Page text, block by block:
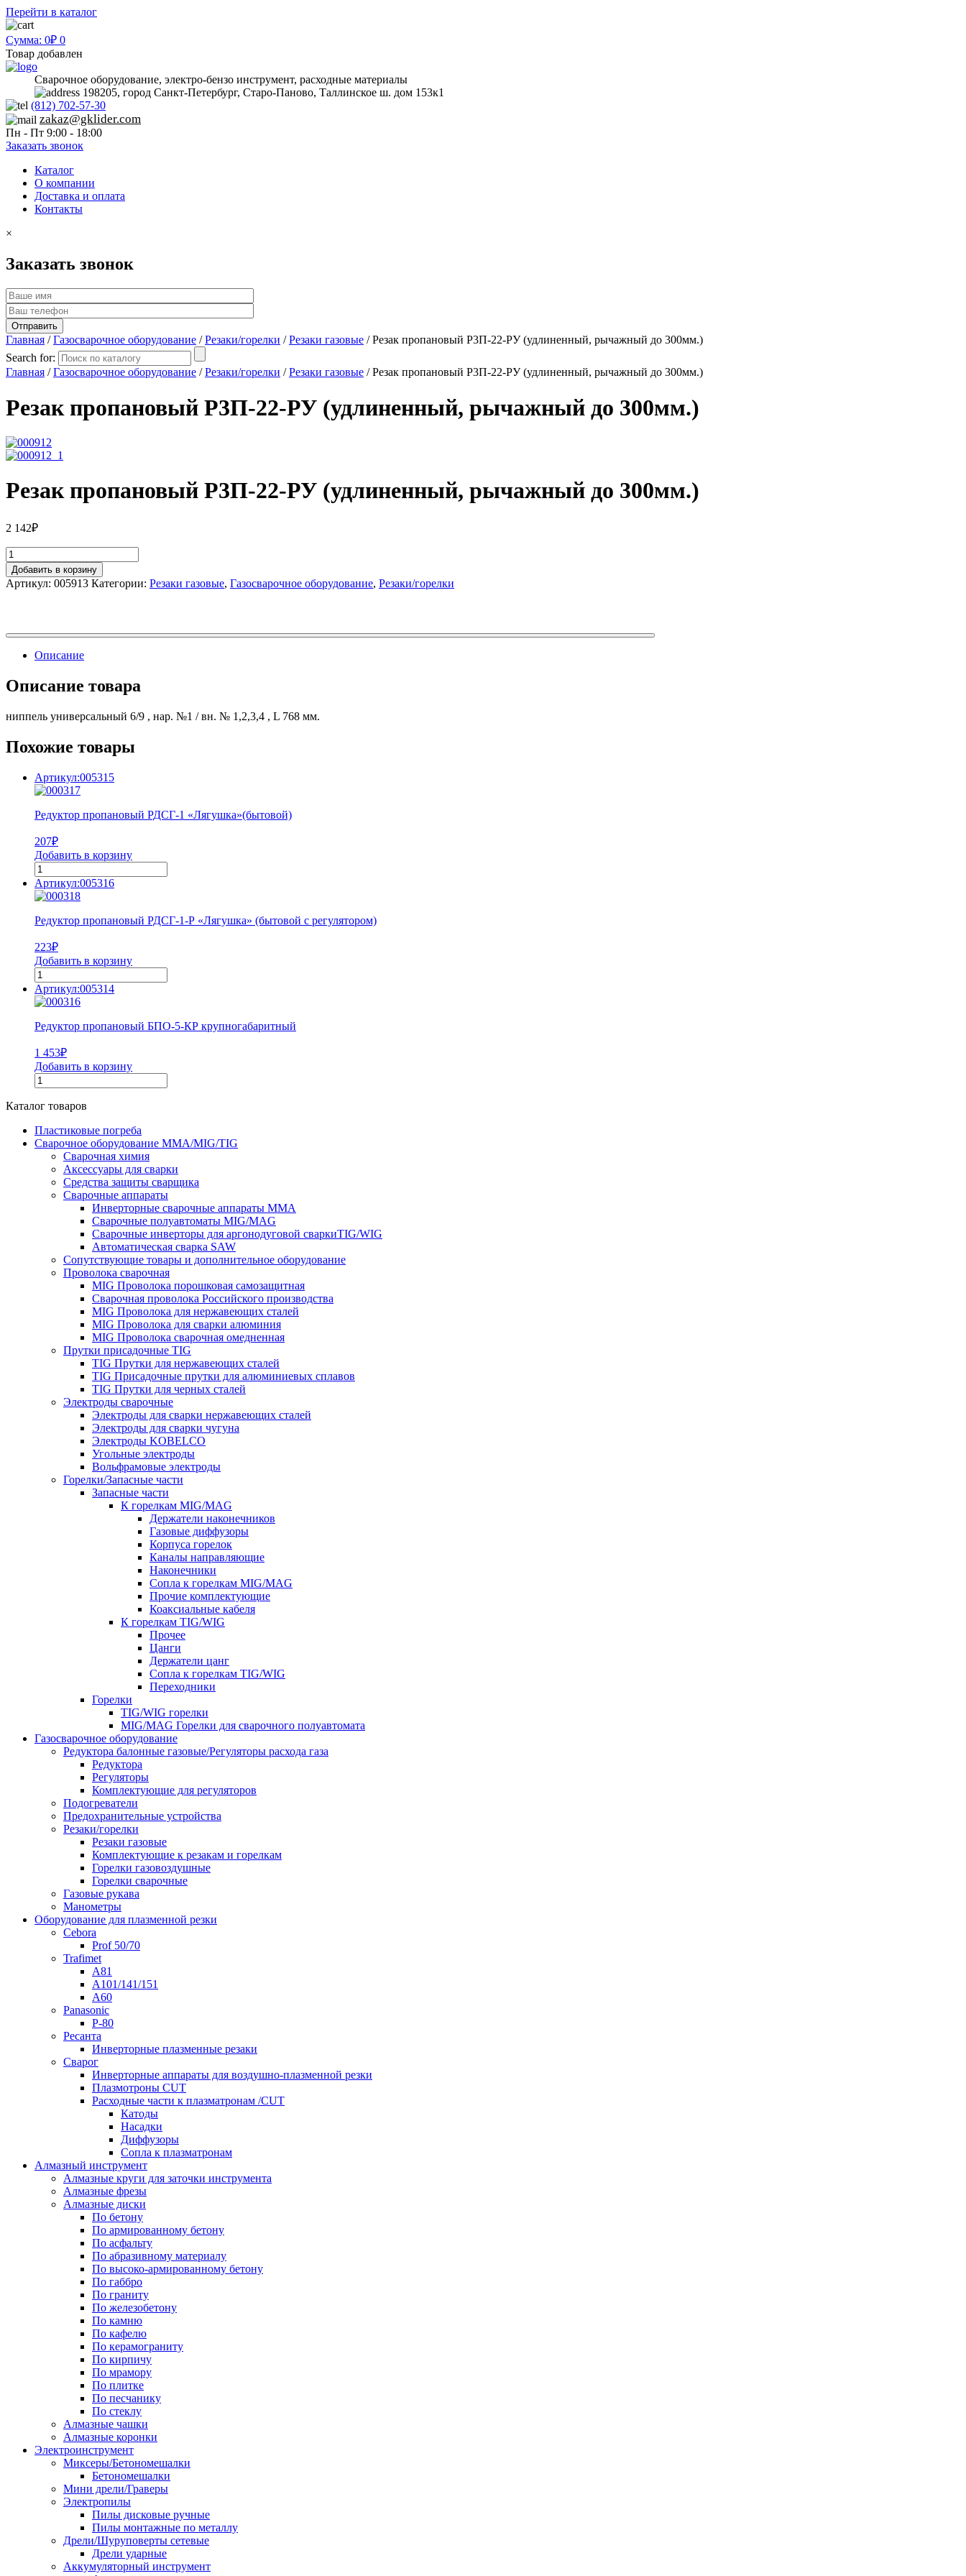
Перейти в каталог
Сумма: 0₽ 0
Товар добавлен
Сварочное оборудование, электро-бензо инструмент, расходные материалы
198205, город Санкт-Петербург, Старо-Паново, Таллинское ш. дом 153к1
(812) 702-57-30
zakaz@gklider.com
Пн - Пт 9:00 - 18:00
Заказать звонок
Каталог
О компании
Доставка и оплата
Контакты
×
Заказать звонок
Главная /Газосварочное оборудование /Резаки/горелки /Резаки газовые / Резак пропановый Р3П-22-РУ (удлиненный, рычажный до 300мм.)
Search for:
Главная /Газосварочное оборудование /Резаки/горелки /Резаки газовые / Резак пропановый Р3П-22-РУ (удлиненный, рычажный до 300мм.)
Резак пропановый Р3П-22-РУ (удлиненный, рычажный до 300мм.)
Резак пропановый Р3П-22-РУ (удлиненный, рычажный до 300мм.)
2 142₽
Добавить в корзину
Артикул: 005913 Категории: Резаки газовые, Газосварочное оборудование, Резаки/горелки
Описание
Описание товара
ниппель универсальный 6/9 , нар. №1 / вн. № 1,2,3,4 , L 768 мм.
Похожие товары
Артикул:005315
Редуктор пропановый РДСГ-1 «Лягушка»(бытовой)
207₽
Добавить в корзину
Артикул:005316
Редуктор пропановый РДСГ-1-Р «Лягушка» (бытовой с регулятором)
223₽
Добавить в корзину
Артикул:005314
Редуктор пропановый БПО-5-КР крупногабаритный
1 453₽
Добавить в корзину
Каталог товаров
Пластиковые погреба
Сварочное оборудование MMA/MIG/TIG
Сварочная химия
Аксессуары для сварки
Средства защиты сварщика
Сварочные аппараты
Инверторные сварочные аппараты MMA
Сварочные полуавтоматы MIG/MAG
Сварочные инверторы для аргонодуговой сваркиTIG/WIG
Автоматическая сварка SAW
Сопутствующие товары и дополнительное оборудование
Проволока сварочная
MIG Проволока порошковая самозащитная
Сварочная проволока Российского производства
MIG Проволока для нержавеющих сталей
MIG Проволока для сварки алюминия
MIG Проволока сварочная омедненная
Прутки присадочные TIG
TIG Прутки для нержавеющих сталей
TIG Присадочные прутки для алюминиевых сплавов
TIG Прутки для черных сталей
Электроды сварочные
Электроды для сварки нержавеющих сталей
Электроды для сварки чугуна
Электроды KOBELCO
Угольные электроды
Вольфрамовые электроды
Горелки/Запасные части
Запасные части
К горелкам MIG/MAG
Держатели наконечников
Газовые диффузоры
Корпуса горелок
Каналы направляющие
Наконечники
Сопла к горелкам MIG/MAG
Прочие комплектующие
Коаксиальные кабеля
К горелкам TIG/WIG
Прочее
Цанги
Держатели цанг
Сопла к горелкам TIG/WIG
Переходники
Горелки
TIG/WIG горелки
MIG/MAG Горелки для сварочного полуавтомата
Газосварочное оборудование
Редуктора балонные газовые/Регуляторы расхода газа
Редуктора
Регуляторы
Комплектующие для регуляторов
Подогреватели
Предохранительные устройства
Резаки/горелки
Резаки газовые
Комплектующие к резакам и горелкам
Горелки газовоздушные
Горелки сварочные
Газовые рукава
Манометры
Оборудование для плазменной резки
Cebora
Prof 50/70
Trafimet
A81
A101/141/151
A60
Panasonic
P-80
Ресанта
Инверторные плазменные резаки
Сварог
Инверторные аппараты для воздушно-плазменной резки
Плазмотроны CUT
Расходные части к плазматронам /CUT
Катоды
Насадки
Диффузоры
Сопла к плазматронам
Алмазный инструмент
Алмазные круги для заточки инструмента
Алмазные фрезы
Алмазные диски
По бетону
По армированному бетону
По асфальту
По абразивному материалу
По высоко-армированному бетону
По габбро
По граниту
По железобетону
По камню
По кафелю
По керамограниту
По кирпичу
По мрамору
По плитке
По песчанику
По стеклу
Алмазные чашки
Алмазные коронки
Электроинструмент
Миксеры/Бетономешалки
Бетономешалки
Мини дрели/Граверы
Электропилы
Пилы дисковые ручные
Пилы монтажные по металлу
Дрели/Шуруповерты сетевые
Дрели ударные
Аккумуляторный инструмент